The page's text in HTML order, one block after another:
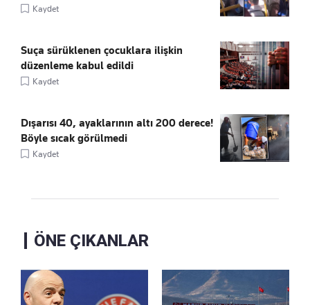
Kaydet
Suça sürüklenen çocuklara ilişkin
düzenleme kabul edildi
Kaydet
Dışarısı 40, ayaklarının altı 200 derece!
Böyle sıcak görülmedi
Kaydet
ÖNE ÇIKANLAR